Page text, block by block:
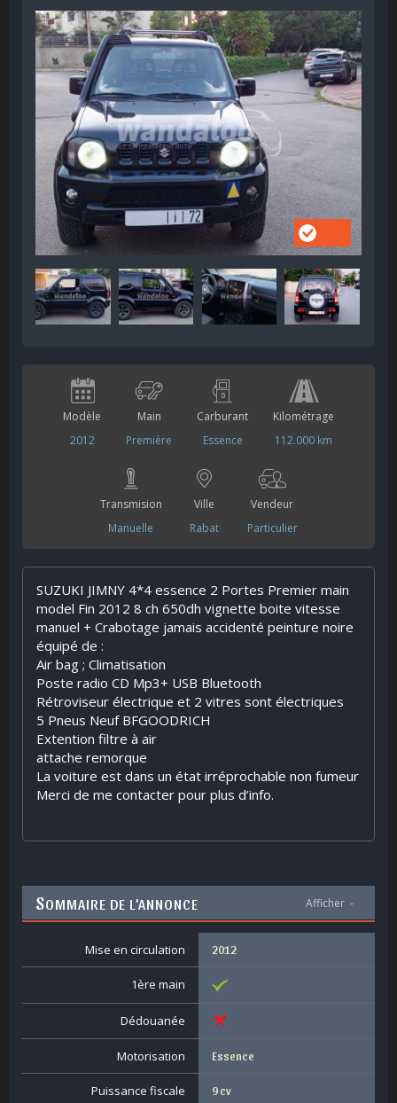
Modèle
2012
Main
Première
Carburant
Essence
Kilométrage
112.000 km
Transmision
Manuelle
Ville
Rabat
Vendeur
Particulier
SUZUKI JIMNY 4*4 essence 2 Portes Premier main
model Fin 2012 8 ch 650dh vignette boite vitesse
manuel + Crabotage jamais accidenté peinture noire
équipé de :
Air bag ; Climatisation
Poste radio CD Mp3+ USB Bluetooth
Rétroviseur électrique et 2 vitres sont électriques
5 Pneus Neuf BFGOODRICH
Extention filtre à air
attache remorque
La voiture est dans un état irréprochable non fumeur
Merci de me contacter pour plus d’info.
SOMMAIRE DE L’ANNONCE Afficher -
Mise en circulation 2012
1ère main
Dédouanée
Motorisation Essence
Puissance fiscale 9 cv